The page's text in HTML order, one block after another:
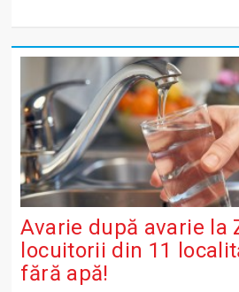
Avarie după avarie la
locuitorii din 11
fără apă!